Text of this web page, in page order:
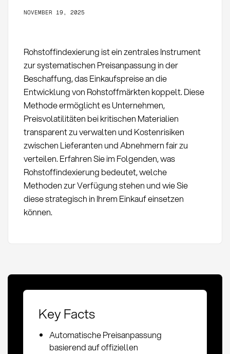
NOVEMBER 19, 2025
Rohstoffindexierung ist ein zentrales Instrument
zur systematischen Preisanpassung in der
Beschaffung, das Einkaufspreise an die
Entwicklung von Rohstoffmärkten koppelt. Diese
Methode ermöglicht es Unternehmen,
Preisvolatilitäten bei kritischen Materialien
transparent zu verwalten und Kostenrisiken
zwischen Lieferanten und Abnehmern fair zu
verteilen. Erfahren Sie im Folgenden, was
Rohstoffindexierung bedeutet, welche
Methoden zur Verfügung stehen und wie Sie
diese strategisch in Ihrem Einkauf einsetzen
können.
Key Facts
Automatische Preisanpassung
basierend auf offiziellen